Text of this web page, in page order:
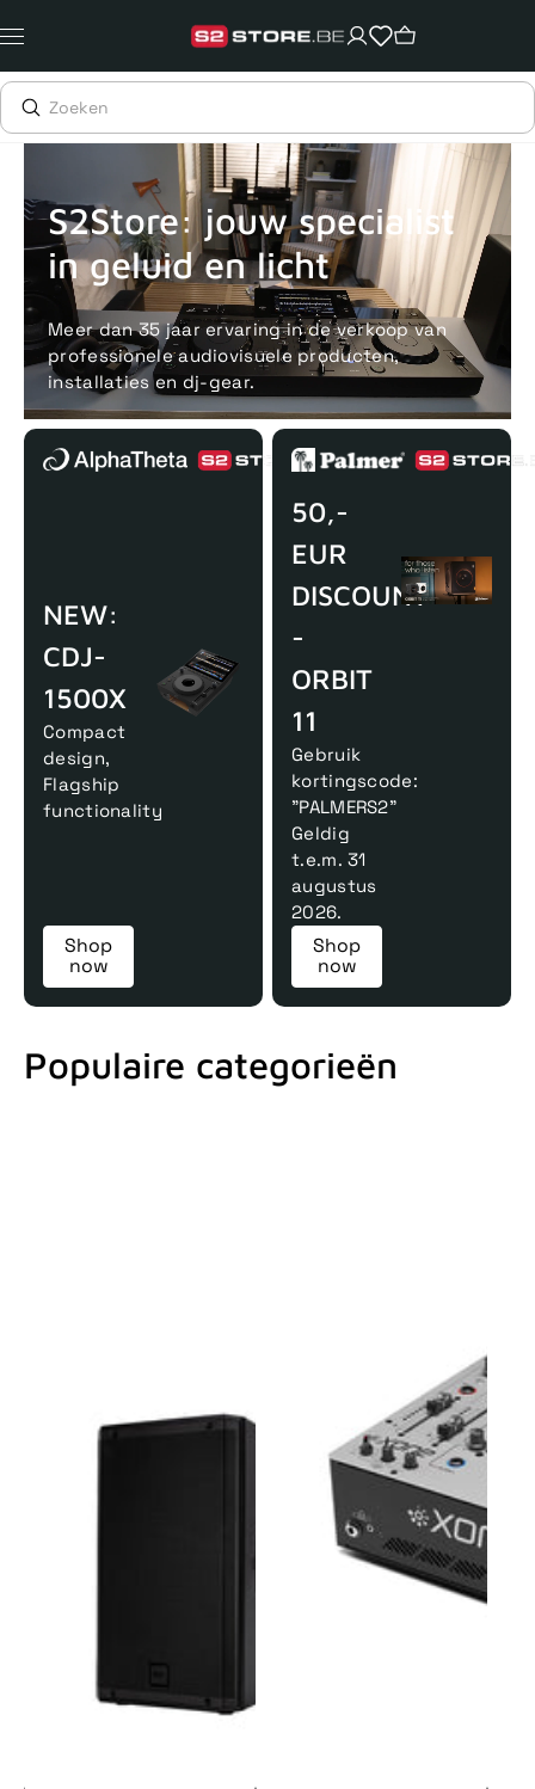
naar
content
Voor 15uur besteld, zelfde dag verstuurd Echte winkel +35
S2Store: jouw specialist
in geluid en licht
Meer dan 35 jaar ervaring in de verkoop van
professionele audiovisuele producten,
installaties en dj-gear.
NEW:
CDJ-
1500X
Compact
design,
Flagship
functionality
Shop
now
50,-
EUR
DISCOUNT
-
ORBIT
11
Gebruik
kortingscode:
"PALMERS2"
Geldig
t.e.m. 31
augustus
2026.
Shop
now
Populaire categorieën